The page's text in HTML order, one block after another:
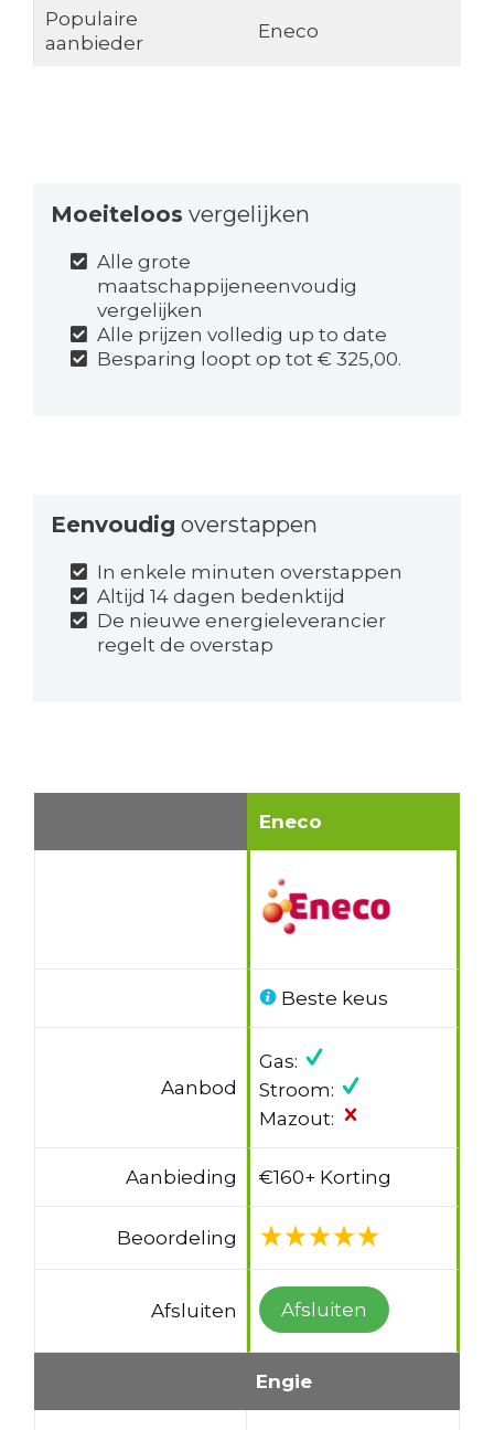
Populaire
aanbieder
Eneco
Moeiteloos vergelijken
Alle grote
maatschappijeneenvoudig
vergelijken
Alle prijzen volledig up to date
Besparing loopt op tot € 325,00.
Eenvoudig overstappen
In enkele minuten overstappen
Altijd 14 dagen bedenktijd
De nieuwe energieleverancier
regelt de overstap
Eneco
Beste keus
Aanbod
Gas:
Stroom:
Mazout:
Aanbieding €160+ Korting
Beoordeling
Afsluiten Afsluiten
Engie